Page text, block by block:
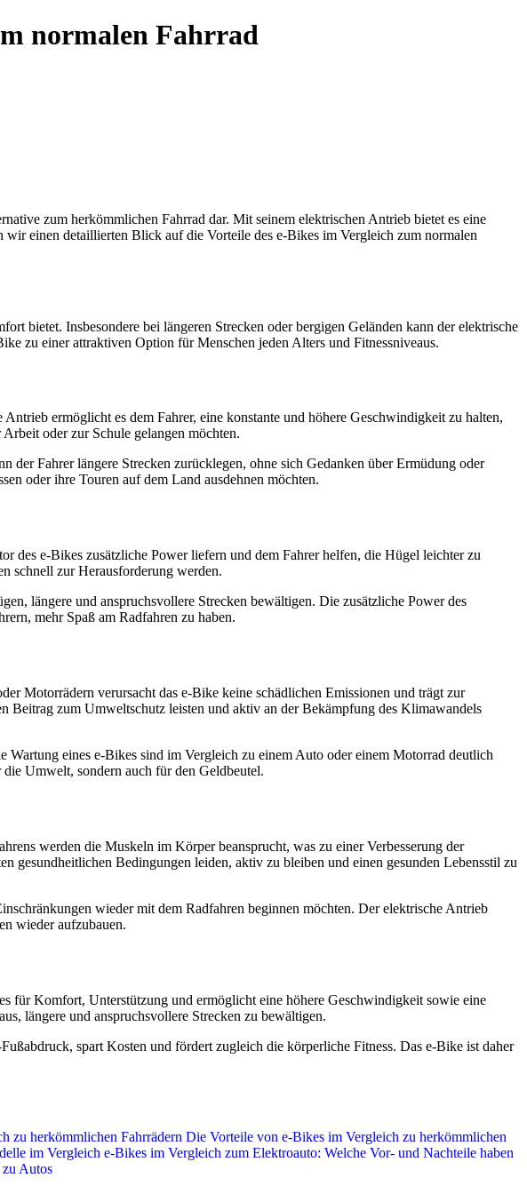
normalen Fahrrad
zum herkömmlichen Fahrrad dar. Mit seinem elektrischen Antrieb bietet es eine
einen detaillierten Blick auf die Vorteile des e-Bikes im Vergleich zum normalen
bietet. Insbesondere bei längeren Strecken oder bergigen Geländen kann der elektrische
zu einer attraktiven Option für Menschen jeden Alters und Fitnessniveaus.
ermöglicht es dem Fahrer, eine konstante und höhere Geschwindigkeit zu halten,
oder zur Schule gelangen möchten.
der Fahrer längere Strecken zurücklegen, ohne sich Gedanken über Ermüdung oder
oder ihre Touren auf dem Land ausdehnen möchten.
des e-Bikes zusätzliche Power liefern und dem Fahrer helfen, die Hügel leichter zu
schnell zur Herausforderung werden.
längere und anspruchsvollere Strecken bewältigen. Die zusätzliche Power des
mehr Spaß am Radfahren zu haben.
Motorrädern verursacht das e-Bike keine schädlichen Emissionen und trägt zur
Beitrag zum Umweltschutz leisten und aktiv an der Bekämpfung des Klimawandels
eines e-Bikes sind im Vergleich zu einem Auto oder einem Motorrad deutlich
Umwelt, sondern auch für den Geldbeutel.
werden die Muskeln im Körper beansprucht, was zu einer Verbesserung der
gesundheitlichen Bedingungen leiden, aktiv zu bleiben und einen gesunden Lebensstil zu
wieder mit dem Radfahren beginnen möchten. Der elektrische Antrieb
wieder aufzubauen.
für Komfort, Unterstützung und ermöglicht eine höhere Geschwindigkeit sowie eine
längere und anspruchsvollere Strecken zu bewältigen.
spart Kosten und fördert zugleich die körperliche Fitness. Das e-Bike ist daher
zu herkömmlichen Fahrrädern Die Vorteile von e-Bikes im Vergleich zu herkömmlichen
im Vergleich e-Bikes im Vergleich zum Elektroauto: Welche Vor- und Nachteile haben
Autos